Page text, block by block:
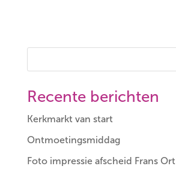
Recente berichten
Kerkmarkt van start
Ontmoetingsmiddag
Foto impressie afscheid Frans Ort